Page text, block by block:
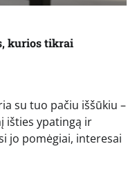
kurios tikrai
su tuo pačiu iššūkiu –
išties ypatingą ir
jo pomėgiai, interesai